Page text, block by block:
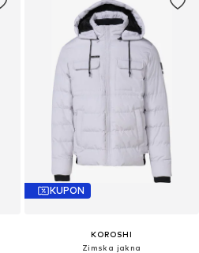
KUPON
KOROSHI
Zimska jakna